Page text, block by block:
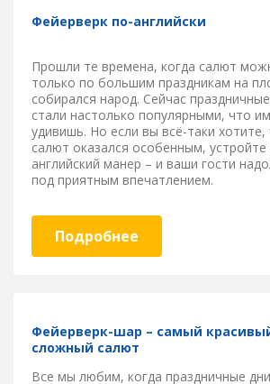
Фейерверк по-английски
Прошли те времена, когда салют
только по большим праздникам на
собирался народ. Сейчас
стали настолько популярными, что
удивишь. Но если вы всё-таки
салют оказался особенным, устройте
английский манер – и ваши гости
под приятным впечатлением.
Подробнее
Фейерверк-шар – самый
сложный салют
Все мы любим, когда праздничные